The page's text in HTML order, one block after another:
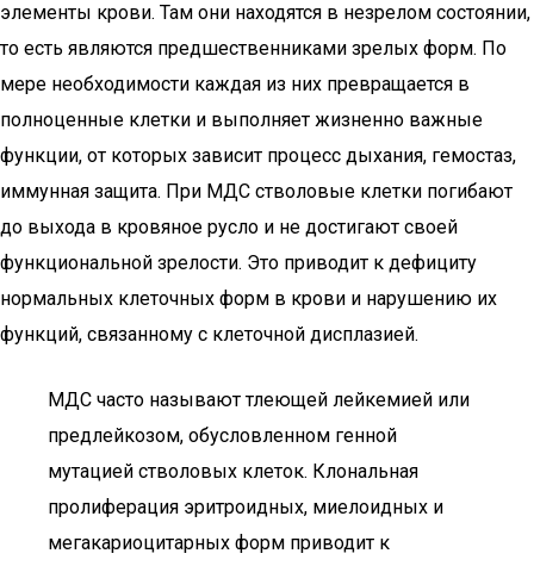
элементы крови. Там они находятся в незрелом состоянии,
то есть являются предшественниками зрелых форм. По
мере необходимости каждая из них превращается в
полноценные клетки и выполняет жизненно важные
функции, от которых зависит процесс дыхания, гемостаз,
иммунная защита. При МДС стволовые клетки погибают
до выхода в кровяное русло и не достигают своей
функциональной зрелости. Это приводит к дефициту
нормальных клеточных форм в крови и нарушению их
функций, связанному с клеточной дисплазией.
МДС часто называют тлеющей лейкемией или
предлейкозом, обусловленном генной
мутацией стволовых клеток. Клональная
пролиферация эритроидных, миелоидных и
мегакариоцитарных форм приводит к